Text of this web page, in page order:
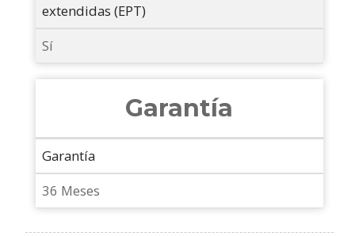
extendidas (EPT)
Sí
Garantía
Garantía
36 Meses